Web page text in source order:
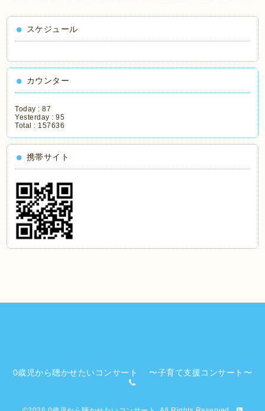
スケジュール
カウンター
Today :87
Yesterday :95
Total : 157636
携帯サイト
0歳児から聴かせたいコンサート 〜子育て支援コンサート〜